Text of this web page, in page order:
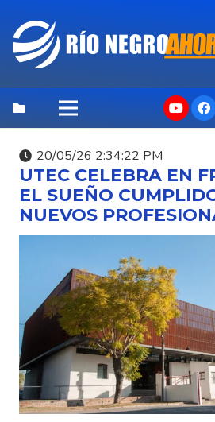
20/05/26 2:34:22 PM
UTEC CELEBRA EN
EL SUEÑO
NUEVOS